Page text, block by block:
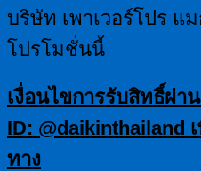
บริษัท เพาเวอร์โปร แ
โปรโมชั่นนี้
เงื่อนไขการรับสิทธิ์ผ่า
ID: @daikinthailand
ทาง